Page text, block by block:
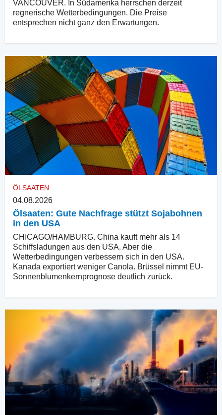
VANCOUVER. In Südamerika herrschen derzeit
regnerische Wetterbedingungen. Die Preise
entsprechen nicht ganz den Erwartungen.
ÖLSAATEN
04.08.2026
Ölsaaten: Gute Nachfrage stützt Sojabohnen
in den USA
CHICAGO/HAMBURG. China kauft mehr als 14
Schiffsladungen aus den USA. Aber die
Wetterbedingungen verbessern sich in den USA.
Kanada exportiert weniger Canola. Brüssel nimmt EU-
Sonnenblumenkernprognose deutlich zurück.